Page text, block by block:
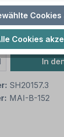
inkl. MwSt.
GibIn
SH20157.3
MAI-B-152
Cookies